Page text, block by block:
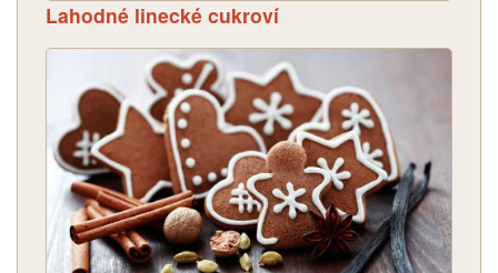
Lahodné linecké cukroví